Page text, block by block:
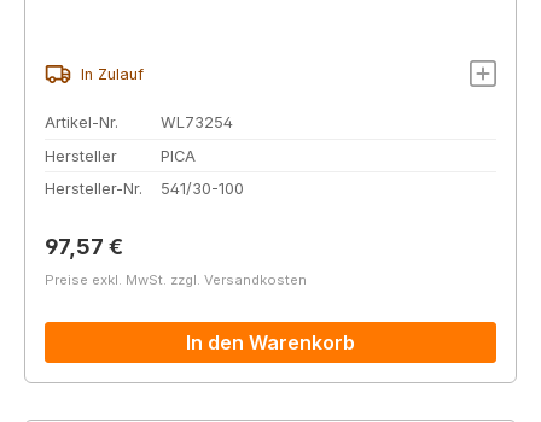
In Zulauf
Artikel-Nr.
WL73254
Hersteller
PICA
Hersteller-Nr.
541/30-100
Regulärer Preis:
97,57 €
Preise exkl. MwSt. zzgl. Versandkosten
In den Warenkorb